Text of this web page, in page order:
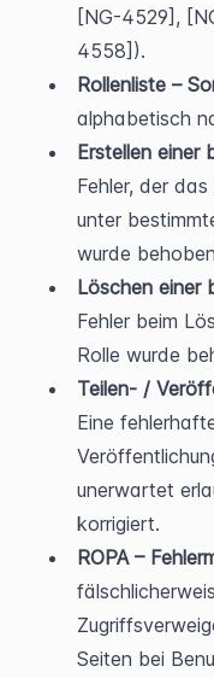
[NG-4529],
4558]).
Rollenliste –
alphabetisch
Erstellen einer
Fehler, der
unter
wurde
Löschen einer
Fehler beim
Rolle wurde
Teilen- /
Eine
unerwartet
korrigiert.
ROPA –
Seiten bei